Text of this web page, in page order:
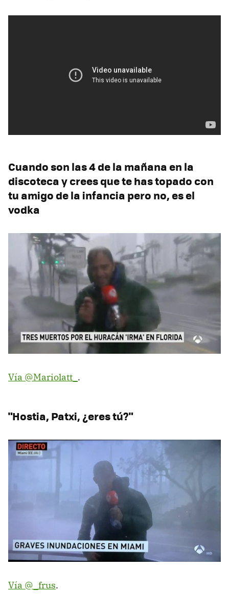
Cuando son las 4 de la mañana en la
discoteca y crees que te has topado con
tu amigo de la infancia pero no, es el
vodka
Vía @Mariolatt_ .
"Hostia, Patxi, ¿eres tú?"
Vía @_frus.